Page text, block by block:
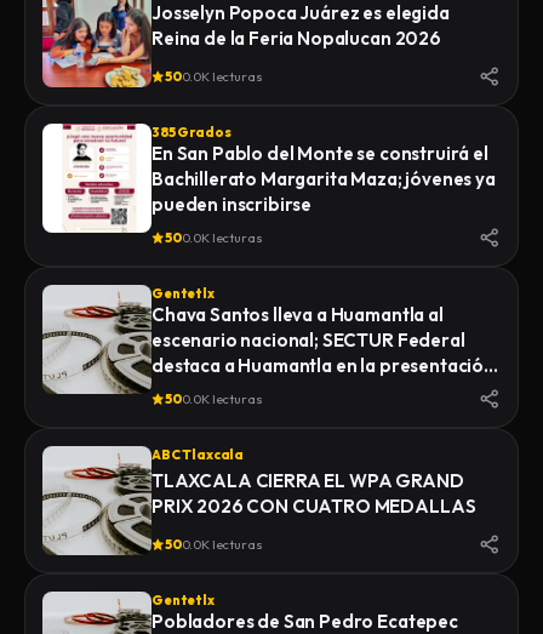
Josselyn Popoca Juárez es elegida
Reina de la Feria Nopalucan 2026
500.0K lecturas
385 Grados
En San Pablo del Monte se construirá el
Bachillerato Margarita Maza; jóvenes ya
pueden inscribirse
500.0K lecturas
Gentetlx
Chava Santos lleva a Huamantla al
escenario nacional; SECTUR Federal
destaca a Huamantla en la presentación
de su feria 2026
500.0K lecturas
ABC Tlaxcala
TLAXCALA CIERRA EL WPA GRAND
PRIX 2026 CON CUATRO MEDALLAS
500.0K lecturas
Gentetlx
Pobladores de San Pedro Ecatepec